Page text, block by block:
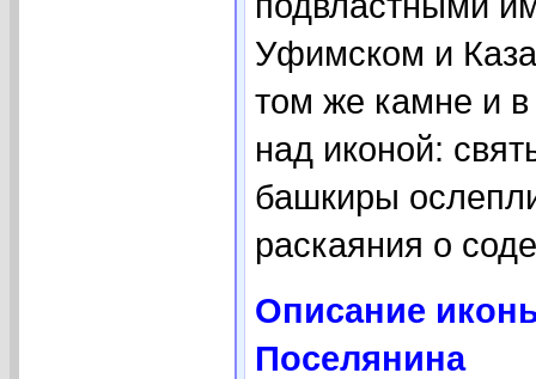
Уфимском и
том же камне и в
над иконой:
башкиры
раскаяния о
Описание
Поселянина